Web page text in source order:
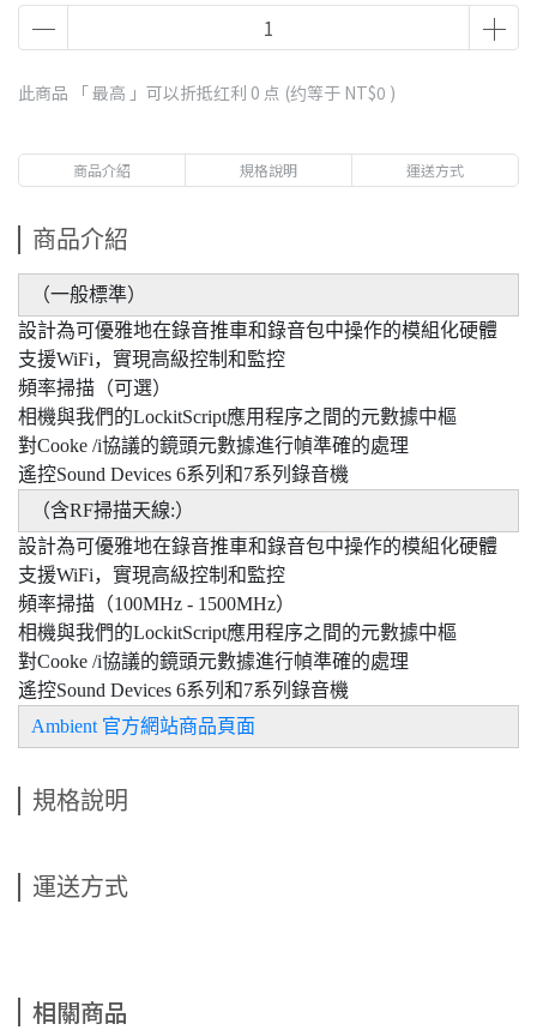
此商品 「 最高 」可以折抵红利 0 点 (约等于 NT$0 )
商品介紹 規格說明 運送方式
商品介紹
（一般標準）
設計為可優雅地在錄音推車和錄音包中操作的模組化硬體
支援WiFi，實現高級控制和監控
頻率掃描（可選）
相機與我們的LockitScript應用程序之間的元數據中樞
對Cooke /i協議的鏡頭元數據進行幀準確的處理
遙控Sound Devices 6系列和7系列錄音機
（含RF掃描天線:）
設計為可優雅地在錄音推車和錄音包中操作的模組化硬體
支援WiFi，實現高級控制和監控
頻率掃描（100MHz - 1500MHz）
相機與我們的LockitScript應用程序之間的元數據中樞
對Cooke /i協議的鏡頭元數據進行幀準確的處理
遙控Sound Devices 6系列和7系列錄音機
Ambient 官方網站商品頁面
規格說明
運送方式
相關商品